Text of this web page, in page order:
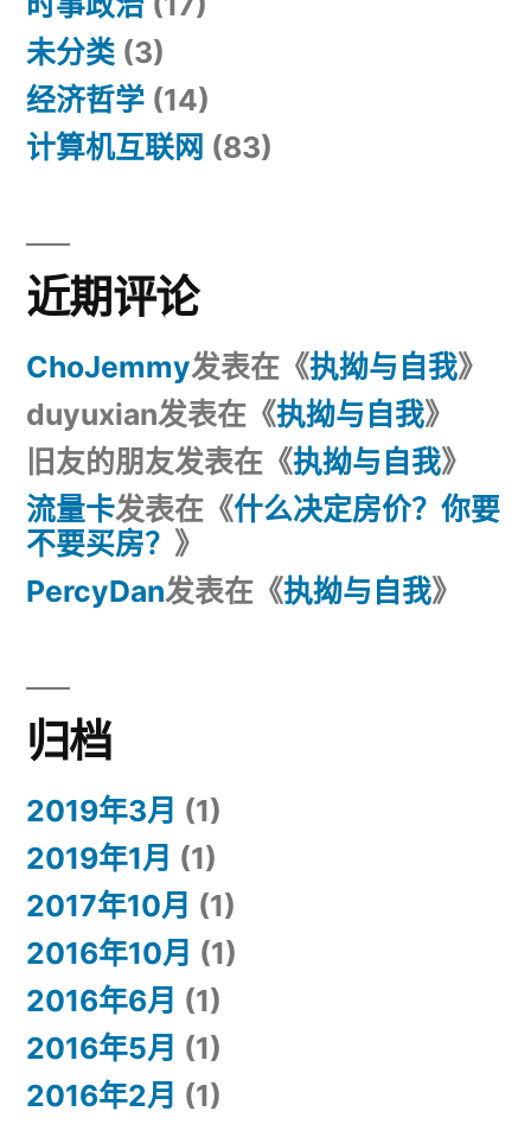
未分类(3)
经济哲学 (14)
计算机互联网 (83)
近期评论
ChoJemmy发表在《执拗与自我》
duyuxian发表在《执拗与自我》
旧友的朋友发表在《执拗与自我》
流量卡发表在《什么决定房价？你要
不要买房？ 》
PercyDan发表在《执拗与自我》
归档
2019年3月 (1)
2019年1月 (1)
2017年10月 (1)
2016年10月 (1)
2016年6月 (1)
2016年5月 (1)
2016年2月 (1)